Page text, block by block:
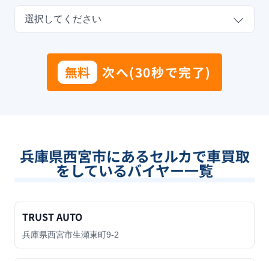
選択してください
無料 次へ(30秒で完了)
兵庫県西宮市にあるセルカで車買取
をしているバイヤー一覧
TRUST AUTO
兵庫県西宮市生瀬東町9-2